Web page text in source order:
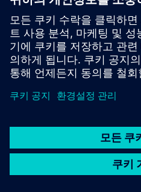
지원 센터
피드백 제공
저작권침해 보고
© Siemens
2026
고발